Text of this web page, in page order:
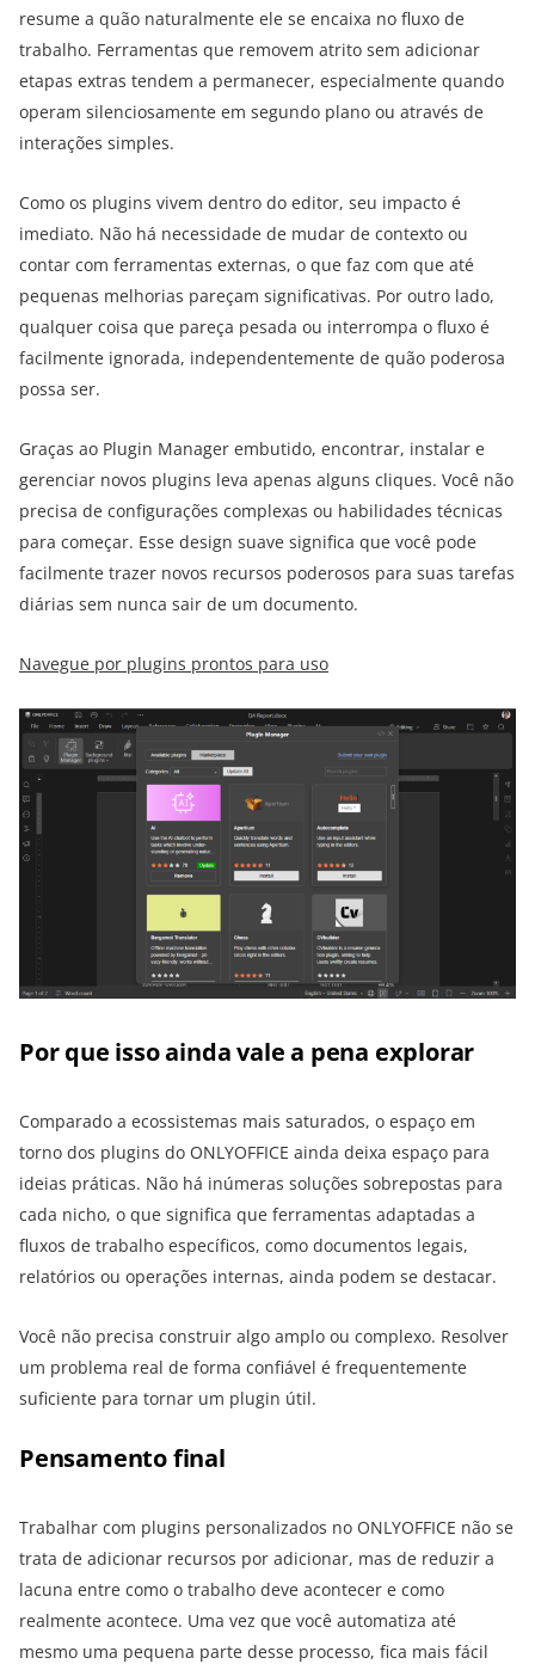
resume a quão naturalmente ele se encaixa no fluxo de
trabalho. Ferramentas que removem atrito sem adicionar
etapas extras tendem a permanecer, especialmente quando
operam silenciosamente em segundo plano ou através de
interações simples.
Como os plugins vivem dentro do editor, seu impacto é
imediato. Não há necessidade de mudar de contexto ou
contar com ferramentas externas, o que faz com que até
pequenas melhorias pareçam significativas. Por outro lado,
qualquer coisa que pareça pesada ou interrompa o fluxo é
facilmente ignorada, independentemente de quão poderosa
possa ser.
Graças ao Plugin Manager embutido, encontrar, instalar e
gerenciar novos plugins leva apenas alguns cliques. Você não
precisa de configurações complexas ou habilidades técnicas
para começar. Esse design suave significa que você pode
facilmente trazer novos recursos poderosos para suas tarefas
diárias sem nunca sair de um documento.
Navegue por plugins prontos para uso
Por que isso ainda vale a pena explorar
Comparado a ecossistemas mais saturados, o espaço em
torno dos plugins do ONLYOFFICE ainda deixa espaço para
ideias práticas. Não há inúmeras soluções sobrepostas para
cada nicho, o que significa que ferramentas adaptadas a
fluxos de trabalho específicos, como documentos legais,
relatórios ou operações internas, ainda podem se destacar.
Você não precisa construir algo amplo ou complexo. Resolver
um problema real de forma confiável é frequentemente
suficiente para tornar um plugin útil.
Pensamento final
Trabalhar com plugins personalizados no ONLYOFFICE não se
trata de adicionar recursos por adicionar, mas de reduzir a
lacuna entre como o trabalho deve acontecer e como
realmente acontece. Uma vez que você automatiza até
mesmo uma pequena parte desse processo, fica mais fácil